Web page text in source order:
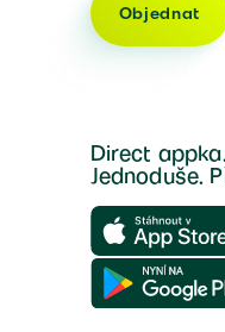
Objednat
Direct
Jednoduše.